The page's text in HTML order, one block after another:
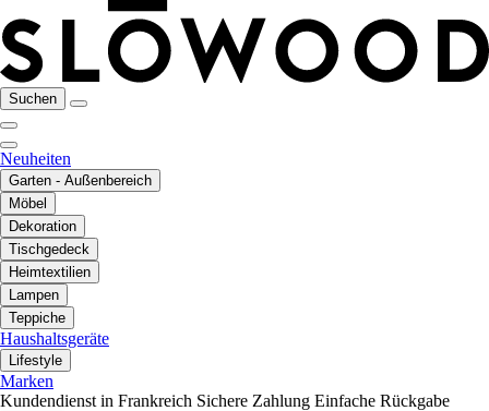
Suchen
Neuheiten
Garten - Außenbereich
Möbel
Dekoration
Tischgedeck
Heimtextilien
Lampen
Teppiche
Haushaltsgeräte
Lifestyle
Marken
Kundendienst in Frankreich Sichere Zahlung Einfache Rückgabe